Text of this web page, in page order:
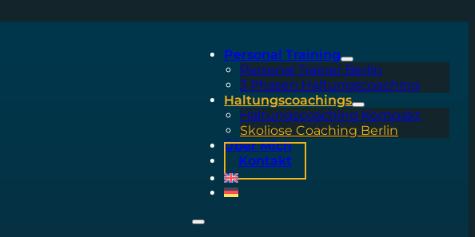
Personal Training
Personal Trainer Berlin
3 Phasen Haltungscoaching
Haltungscoachings
Haltungscoaching Kompakt
Skoliose Coaching Berlin
Über Mich
Kontakt